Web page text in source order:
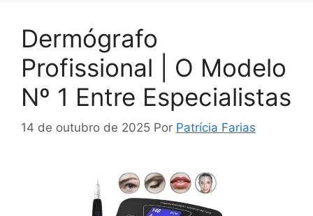
Dermógrafo
Profissional | O Modelo
Nº 1 Entre Especialistas
14 de outubro de 2025 Por Patrícia Farias